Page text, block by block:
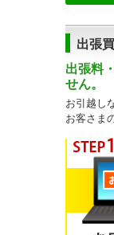
出張
出張料
せん。
お引越し
お客さま